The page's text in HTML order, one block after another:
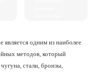
является одним из наиболее
методов, который
стали, бронзы,